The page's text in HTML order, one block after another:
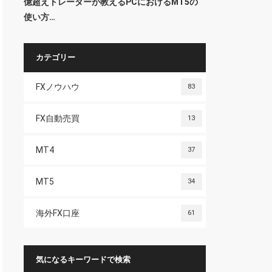
億超えトレーダーが教えるPCにおけるMT5の
使い方…
カテゴリー
FXノウハウ 83
FX自動売買 13
MT4 37
MT5 34
海外FX口座 61
気になるキーワードで検索